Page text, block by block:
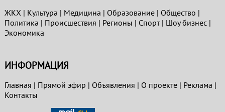
ЖКХ| Культура | Медицина | Образование| Общество |
Политика | Проиcшествия | Регионы | Спорт| Шоу бизнес|
Экономика
ИНФОРМАЦИЯ
Главная | Прямой эфир | Объявления | О проекте| Реклама |
Контакты